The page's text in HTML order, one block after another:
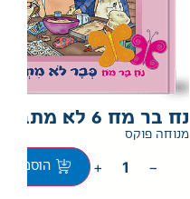
נח בר מח 6 לא מתבייש
מנוחה פוקס
−
+ הוספה